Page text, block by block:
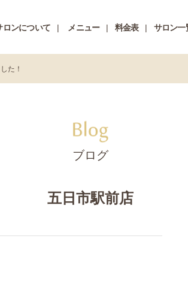
ロンについて メニュー 料金表 サロン一
た！
ブログ
五日市駅前店